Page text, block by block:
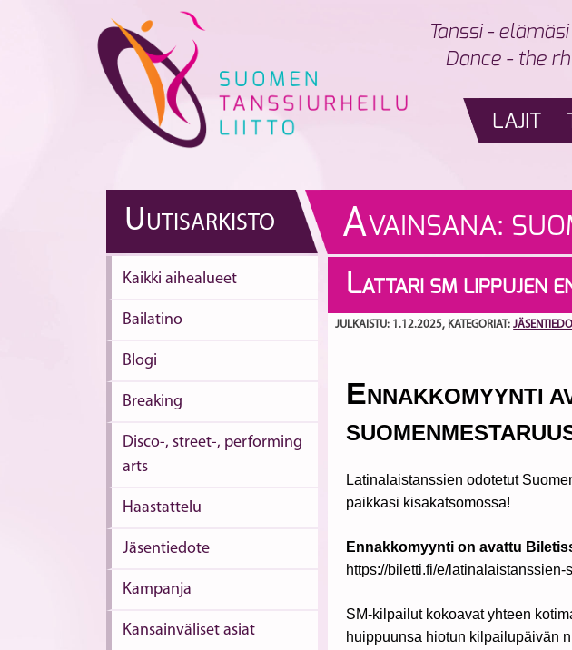
Tanssi -
Dance - the
LAJIT
UUTISARKISTO
Kaikki aihealueet
Bailatino
Blogi
Breaking
Disco-, street-, performing
arts
Haastattelu
Jäsentiedote
Kampanja
Kansainväliset asiat
AVAINSANA:
LATTARI SM LIPPUJEN
JULKAISTU: 1.12.2025, KATEGORIAT:
ENNAKKOMYYNTI
Latinalaistanssien odotetut
paikkasi kisakatsomossa!
Ennakkomyynti on avattu
https://biletti.fi/e/
SM-kilpailut kokoavat yhteen
huippuunsa hiotun kilpailupäivän